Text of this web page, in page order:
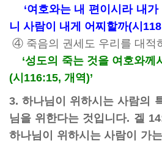
‘여호와는 내 편이시라 내
니 사람이 내게 어찌할까(시
④ 죽음의 권세도 우리를 대적
‘성도의 죽는 것을 여호와께
(시116:15, 개역)’
3. 하나님이 위하시는 사람의
님을 위한다는 것입니다. 겔
하나님이 위하시는 사람이 가